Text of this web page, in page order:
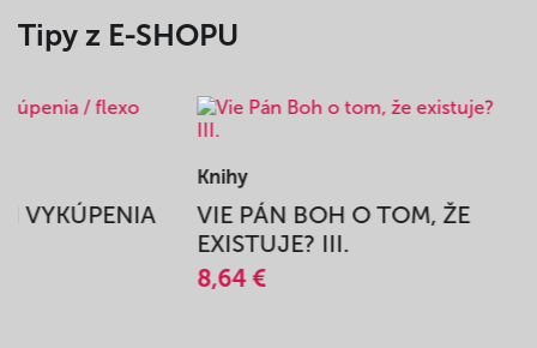
Tipy z E-SHOPU
VYKÚPENIA
Knihy
VIE PÁN BOH O TOM, ŽE
EXISTUJE? III.
8,64 €